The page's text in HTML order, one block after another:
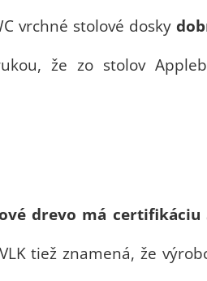
vrchné stolové dosky
že zo stolov
drevo má certifikáciu
tiež znamená, že